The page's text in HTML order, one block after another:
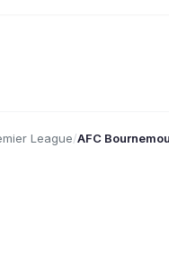
League/AFC